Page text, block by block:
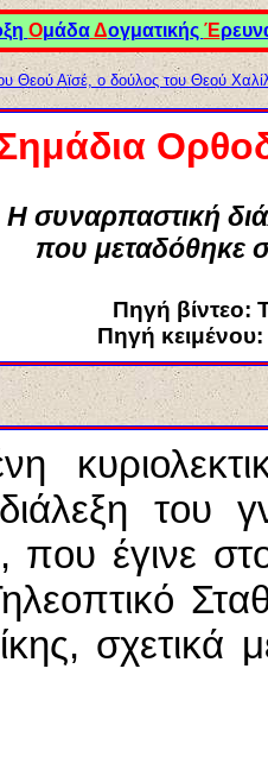
ΟμάδαΔογματικής Έ
Θεού Αϊσέ, ο δούλος του Θεού
Η συναρπαστική
που μεταδόθηκε
Πηγή βίντεο:
Πηγή κειμένου:
του
που έγινε
σχετικά